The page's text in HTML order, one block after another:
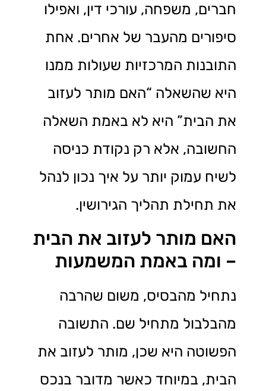
חברים, משפחה, עורכי דין, ואפילו
סיפורים מהעבר של אחרים. אחת
התובנות המרכזיות שעולות ממנו
היא שהשאלה “האם מותר לעזוב
את הבית” היא לא באמת השאלה
החשובה, אלא רק נקודת כניסה
לשיח עמוק יותר על איך נכון לנהל
את תחילת תהליך הגירושין.
האם מותר לעזוב את הבית
– ומה באמת המשמעות
נתחיל מהבסיס, משום שהרבה
מהבלבול מתחיל שם. התשובה
הפשוטה היא שכן, מותר לעזוב את
הבית, במיוחד כאשר מדובר בנכס